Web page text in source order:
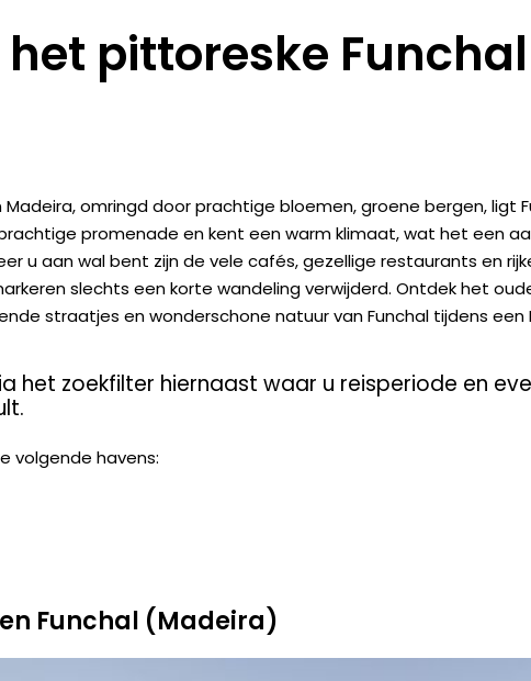
pittoreske
omringd door prachtige bloemen, groene bergen, ligt
promenade en kent een warm klimaat, wat het een
u aan wal bent zijn de vele cafés, gezellige restaurants en
slechts een korte wandeling verwijderd. Ontdek het
straatjes en wonderschone natuur van Funchal tijdens een
het zoekfilter hiernaast waar u reisperiode en
volgende havens:
Funchal (Madeira)